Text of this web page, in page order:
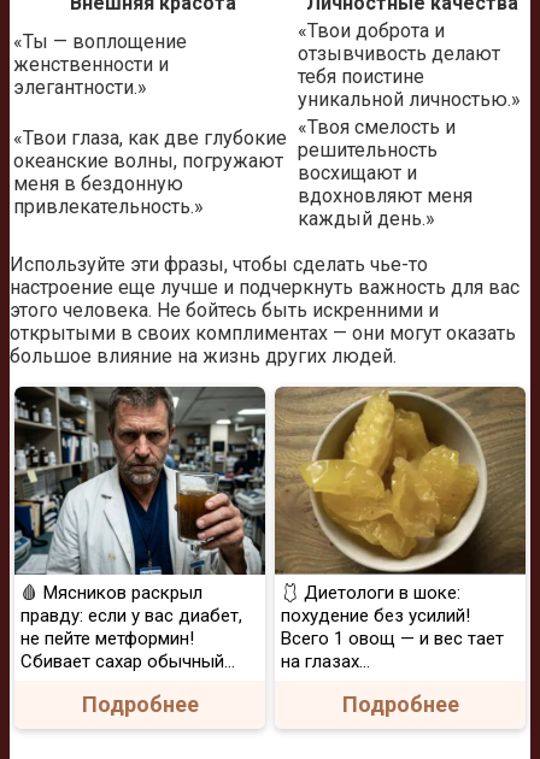
«Ты — воплощение
женственности и
элегантности.»
«Твои доброта и
отзывчивость делают
тебя поистине
уникальной личностью.»
«Твои глаза, как две глубокие
океанские волны, погружают
меня в бездонную
привлекательность.»
«Твоя смелость и
решительность
восхищают и
вдохновляют меня
каждый день.»
Используйте эти фразы, чтобы сделать чье-то
настроение еще лучше и подчеркнуть важность для вас
этого человека. Не бойтесь быть искренними и
открытыми в своих комплиментах — они могут оказать
большое влияние на жизнь других людей.
🩸 Мясников раскрыл
правду: если у вас диабет,
не пейте метформин!
Сбивает сахар обычный...
Подробнее
🩱 Диетологи в шоке:
похудение без усилий!
Всего 1 овощ — и вес тает
на глазах…
Подробнее